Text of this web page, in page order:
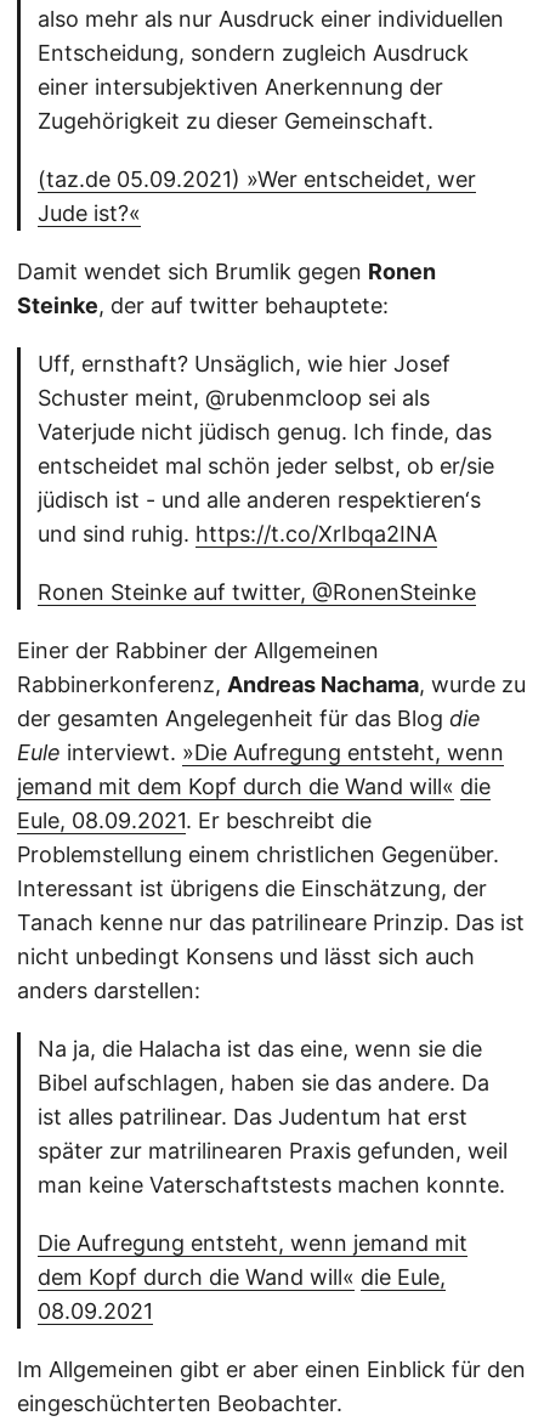
also mehr als nur Ausdruck einer individuellen
Entscheidung, sondern zugleich Ausdruck
einer intersubjektiven Anerkennung der
Zugehörigkeit zu dieser Gemeinschaft.
(taz.de 05.09.2021) »Wer entscheidet, wer
Jude ist?«
Damit wendet sich Brumlik gegen Ronen
Steinke, der auf twitter behauptete:
Uff, ernsthaft? Unsäglich, wie hier Josef
Schuster meint, ⁦@rubenmcloop⁩ sei als
Vaterjude nicht jüdisch genug. Ich finde, das
entscheidet mal schön jeder selbst, ob er/sie
jüdisch ist - und alle anderen respektieren‘s
und sind ruhig. https://t.co/XrIbqa2INA
Ronen Steinke auf twitter, @RonenSteinke
Einer der Rabbiner der Allgemeinen
Rabbinerkonferenz, Andreas Nachama, wurde zu
der gesamten Angelegenheit für das Blog die
Eule interviewt. »Die Aufregung entsteht, wenn
jemand mit dem Kopf durch die Wand will« die
Eule, 08.09.2021. Er beschreibt die
Problemstellung einem christlichen Gegenüber.
Interessant ist übrigens die Einschätzung, der
Tanach kenne nur das patrilineare Prinzip. Das ist
nicht unbedingt Konsens und lässt sich auch
anders darstellen:
Na ja, die Halacha ist das eine, wenn sie die
Bibel aufschlagen, haben sie das andere. Da
ist alles patrilinear. Das Judentum hat erst
später zur matrilinearen Praxis gefunden, weil
man keine Vaterschaftstests machen konnte.
Die Aufregung entsteht, wenn jemand mit
dem Kopf durch die Wand will« die Eule,
08.09.2021
Im Allgemeinen gibt er aber einen Einblick für den
eingeschüchterten Beobachter.